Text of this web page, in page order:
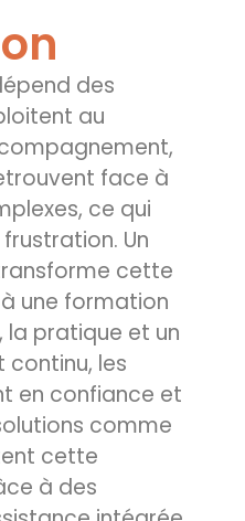
des
au
face à
ce qui
Un
cette
une formation
la pratique et un
les
en confiance et
comme
cette
à des